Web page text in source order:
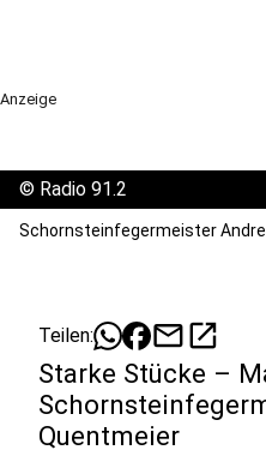
Anzeige
© Radio 91.2
Schornsteinfegermeister
Teilen: mailopen_in_new
Starke Stücke –
Quentmeier